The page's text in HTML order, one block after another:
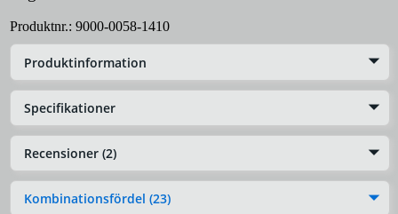
Produktnr.: 9000-0058-1410
Produktinformation
Specifikationer
Recensioner (2)
Kombinationsfördel (23)